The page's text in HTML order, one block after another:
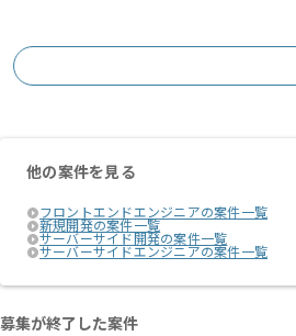
他の案件を見る
フロントエンドエンジニアの案件一覧
新規開発の案件一覧
サーバーサイド開発の案件一覧
サーバーサイドエンジニアの案件一覧
募集が終了した案件